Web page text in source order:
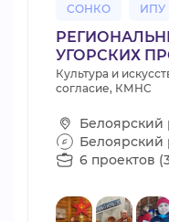
СОНКО ИПУ
УГОРСКИХ
Культура и
согласие, КМНС
Белоярский
Белоярский
6 проектов